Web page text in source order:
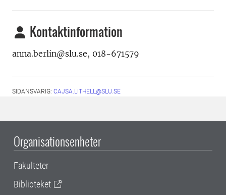
Kontaktinformation
anna.berlin@slu.se, 018-671579
SIDANSVARIG: CAJSA.LITHELL@SLU.SE
Organisationsenheter
Fakulteter
Biblioteket